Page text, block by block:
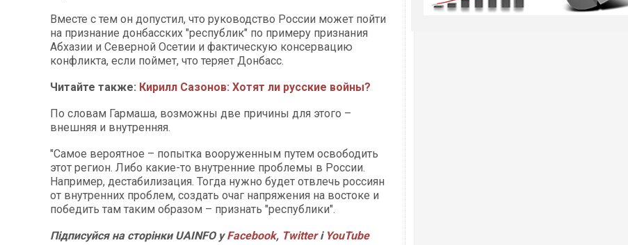
Вместе с тем он допустил, что руководство России может пойти
на признание донбасских "республик" по примеру признания
Абхазии и Северной Осетии и фактическую консервацию
конфликта, если поймет, что теряет Донбасс.
Читайте также: Кирилл Сазонов: Хотят ли русские войны?
По словам Гармаша, возможны две причины для этого –
внешняя и внутренняя.
"Самое вероятное – попытка вооруженным путем освободить
этот регион. Либо какие-то внутренние проблемы в России.
Например, дестабилизация. Тогда нужно будет отвлечь россиян
от внутренних проблем, создать очаг напряжения на востоке и
победить там таким образом – признать "республики".
Підписуйся на сторінки UAINFO уFacebook, Twitterі YouTube